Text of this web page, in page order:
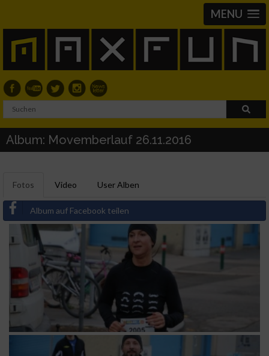
MENU
Album: Movemberlauf 26.11.2016
Fotos Video User Alben
Album auf Facebook teilen